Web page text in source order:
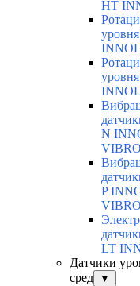
HT
N
VIBRO
P
VIBRO
LT
Датчики
сред
▼